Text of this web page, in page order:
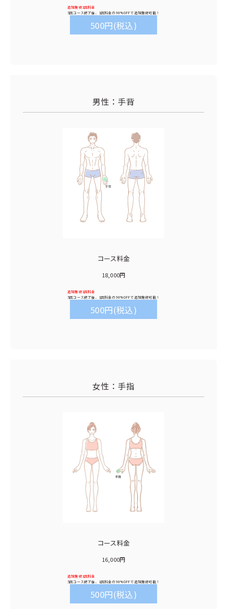
追加施術1回料金
5回コース終了後、1回料金の 90%OFFで追加施術可能！
500円(税込)
男性：手背
コース料金
18,000円
追加施術1回料金
5回コース終了後、1回料金の 90%OFFで追加施術可能！
500円(税込)
女性：手指
コース料金
16,000円
追加施術1回料金
5回コース終了後、1回料金の 90%OFFで追加施術可能！
500円(税込)